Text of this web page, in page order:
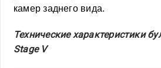
камер заднего вида.
Технические характеристики
Stage V